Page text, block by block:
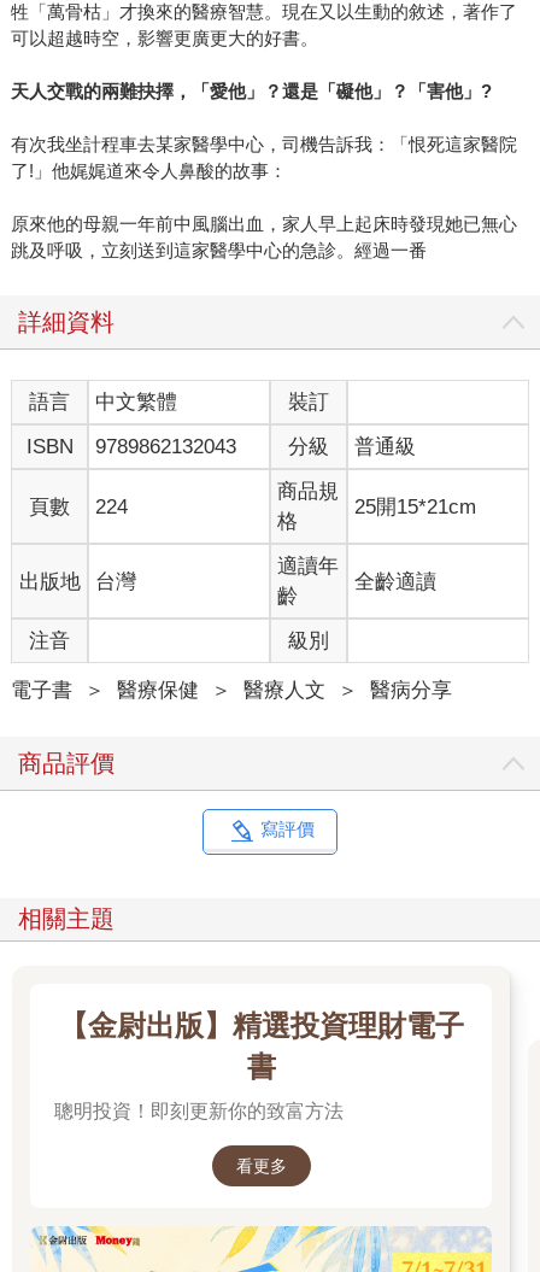
牲「萬骨枯」才換來的醫療智慧。現在又以生動的敘述，著作了
可以超越時空，影響更廣更大的好書。
天人交戰的兩難抉擇，「愛他」？還是「礙他」？「害他」?
有次我坐計程車去某家醫學中心，司機告訴我：「恨死這家醫院
了!」他娓娓道來令人鼻酸的故事：
原來他的母親一年前中風腦出血，家人早上起床時發現她已無心
跳及呼吸，立刻送到這家醫學中心的急診。經過一番
詳細資料
語言 中文繁體
裝訂
ISBN
9789862132043 分級 普通級
頁數 224
商品規
格
25開15*21cm
出版地 台灣
適讀年
齡
全齡適讀
注音 級別
電子書 ＞ 醫療保健 ＞ 醫療人文 ＞ 醫病分享
商品評價
寫評價
相關主題
【金尉出版】精選投資理財電子
書
聰明投資！即刻更新你的致富方法
看更多